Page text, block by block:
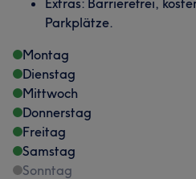
Extras: Barrierefrei,
Parkplätze.
Montag
Dienstag
Mittwoch
Donnerstag
Freitag
Samstag
Sonntag